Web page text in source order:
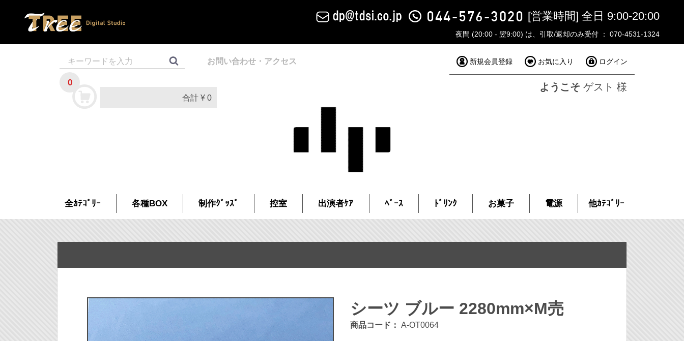
[営業時間] 全日 9:00-20:00
夜間 (20:00 - 翌9:00) は、引取/返却のみ受付 ： 070-4531-1324
お問い合わせ・アクセス
0
合計 ¥ 0
新規会員登録 お気に入り ログイン
ようこそ ゲスト 様
他ｶﾃｺﾞﾘｰ
全ｶﾃｺﾞﾘｰ 各種BOX 制作ｸﾞｯｽﾞ 控室 出演者ｹｱ ﾍﾞｰｽ ﾄﾞﾘﾝｸ お菓子 電源
シーツ ブルー 2280mm×M売
商品コード： A-OT0064